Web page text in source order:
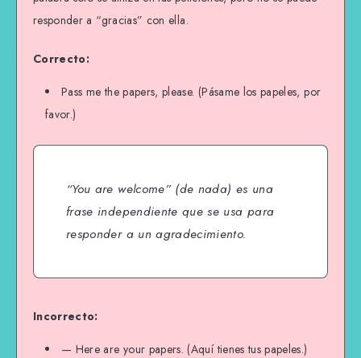
responder a “gracias” con ella.
Correcto:
Pass me the papers, please. (Pásame los papeles, por
favor.)
“You are welcome” (de nada) es una
frase independiente que se usa para
responder a un agradecimiento.
Incorrecto:
— Here are your papers. (Aquí tienes tus papeles.)